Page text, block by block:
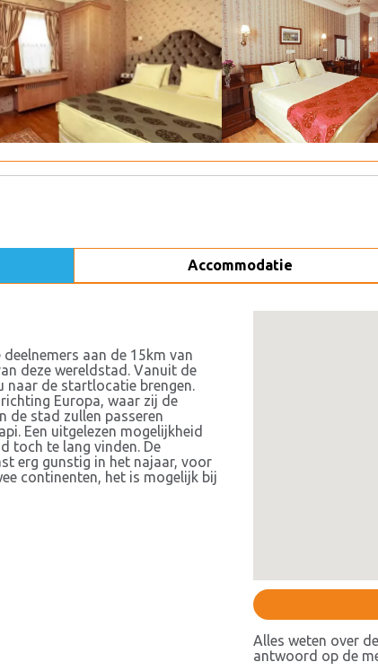
Accommodatie
aan de 15km van
deze wereldstad. Vanuit de
naar de startlocatie brengen.
Europa, waar zij de
de stad zullen passeren
Een uitgelezen mogelijkheid
toch te lang vinden. De
erg gunstig in het najaar, voor
continenten, het is mogelijk bij
Alles weten over
antwoord op de